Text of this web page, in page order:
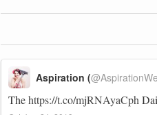
Thehttps://t.co/mjRNAyaCph
Aspiration (